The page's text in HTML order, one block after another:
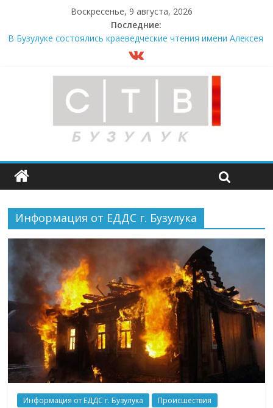
Воскресенье, 9 августа, 2026
Последние:
В Бузулуке состоялись краеведческие чтения имени Алексея
Опасность рядом
«Оренбургнефть» – энергия талантов
Более 330 дорожных объектов планируется завершить до
Информация от ЕДДС г. Бузулука
Информация от ЕДДС г. Бузулука Происшествия